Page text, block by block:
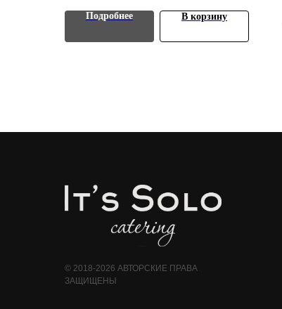
Подробнее В корзину
© 2018-2026 АВТОРСКИЕ ПРАВА
ЗАЩИЩЕНЫ